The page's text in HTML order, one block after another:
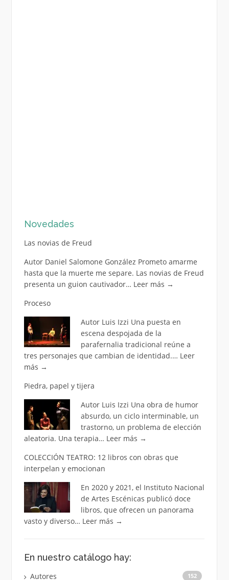
Novedades
Las novias de Freud
Autor Daniel Salomone González Prometo amarme
hasta que la muerte me separe. Las novias de Freud
presenta un guion cautivador… Leer más →
Proceso
Autor Luis Izzi Una puesta en
escena despojada de la
parafernalia tradicional reúne a
tres personajes que cambian de identidad.… Leer
más →
Piedra, papel y tijera
Autor Luis Izzi Una obra de humor
absurdo, un ciclo interminable, un
trastorno, un problema de elección
aleatoria. Una terapia… Leer más →
COLECCIÓN TEATRO: 12 libros con obras que
interpelan y emocionan
En 2020 y 2021, el Instituto Nacional
de Artes Escénicas publicó doce
libros, que ofrecen un panorama
vasto y diverso… Leer más →
En nuestro catálogo hay:
Autores 152